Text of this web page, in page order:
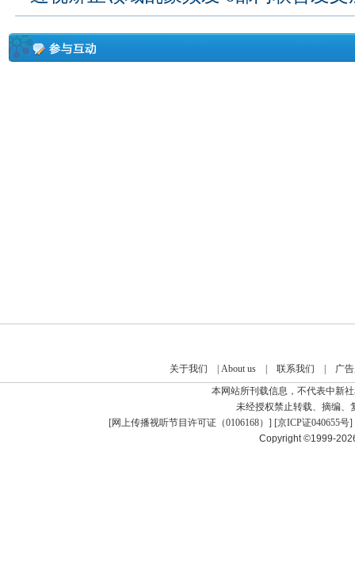
关于我们 About us| 联系我们
广
本网站所刊载信息，不代表中新
未经授权禁止转载、摘编、
[网上传播视听节目许可证（0106168） ] [京ICP证040655号]
Copyright ©1999-